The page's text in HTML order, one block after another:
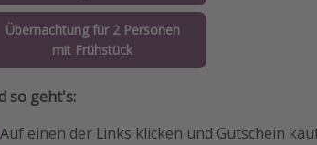
Übernachtung für 2 Personen
mit Frühstück
so geht's:
Auf einen der Links klicken und Gutschein